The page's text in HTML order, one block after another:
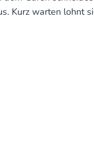
Kurz warten lohnt